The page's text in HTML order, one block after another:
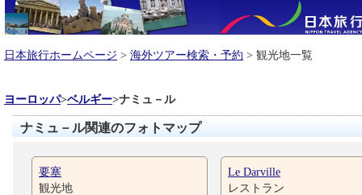
日本旅行ホームページ > 海外ツアー検索・予約 > 観光地一覧
ヨーロッパ>ベルギー>ナミュ－ル
ナミュ－ル関連のフォトマップ
要塞
観光地
Le Darville
レストラン